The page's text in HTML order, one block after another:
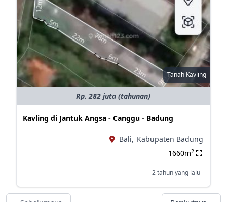
Tanah Kavling
Rp. 282 juta (tahunan)
Kavling di Jantuk Angsa - Canggu - Badung
Bali, Kabupaten Badung
1660m2
2 tahun yang lalu